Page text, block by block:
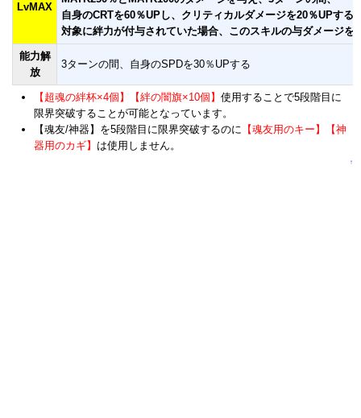
LvMAX
自身のCRTを60％UPし、クリティカルダメージを20％UPする
対象に絆力が付与されていた場合、このスキルの与ダメージ
能力解
放
3ターンの間、自身のSPDを30％UPする
【超魂の絆杯×4個】【絆の闇旗×10個】 使用することで5段階目に
限界突破することが可能となっています。
【魂友/神器】を5段階目に限界突破するのに 【魂友用のキー】【神
器用のカギ】 は使用しません。
↑